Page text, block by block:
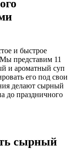
и быстрое
представим 11
и ароматный суп
его под свои
делают сырный
до праздничного
сырный